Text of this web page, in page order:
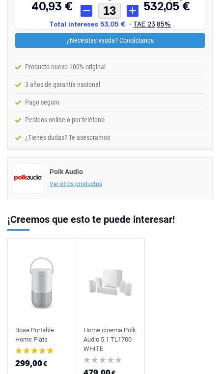
¿Necesitas ayuda? Contáctanos
Producto nuevo 100% original
3 años de garantía nacional
Pago seguro
Pedidos online o por teléfono
¿Tienes dudas? Te asesoramos
Polk Audio
Ver otros productos
¡Creemos que esto te puede interesar!
Bose Portable
Home Plata
299,00€
Home cinema Polk
Audio 5.1 TL1700
WHITE